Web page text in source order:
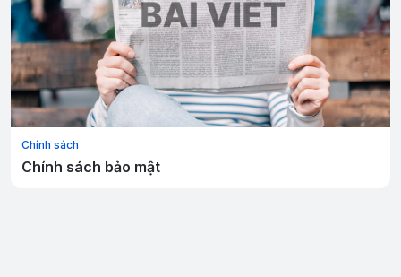
Chính sách
Chính sách bảo mật